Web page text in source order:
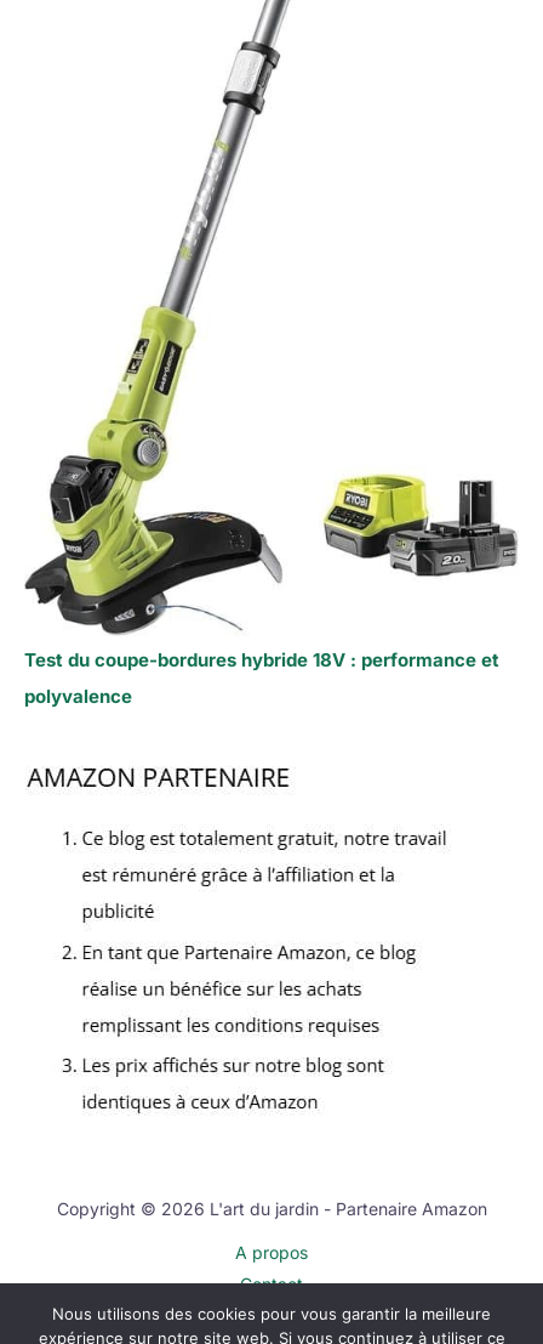
Test du coupe-bordures hybride 18V : performance et
polyvalence
Copyright © 2026 L'art du jardin - Partenaire Amazon
A propos
Contact
Plan du site
Nous utilisons des cookies pour vous garantir la meilleure
expérience sur notre site web. Si vous continuez à utiliser ce